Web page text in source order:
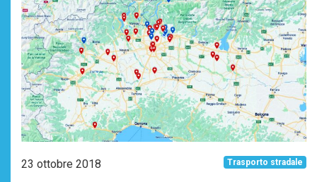
23 ottobre 2018 Trasporto stradale